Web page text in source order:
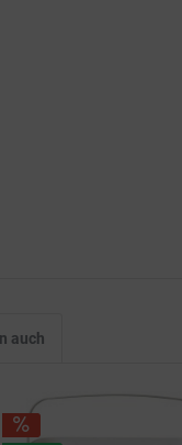
auch